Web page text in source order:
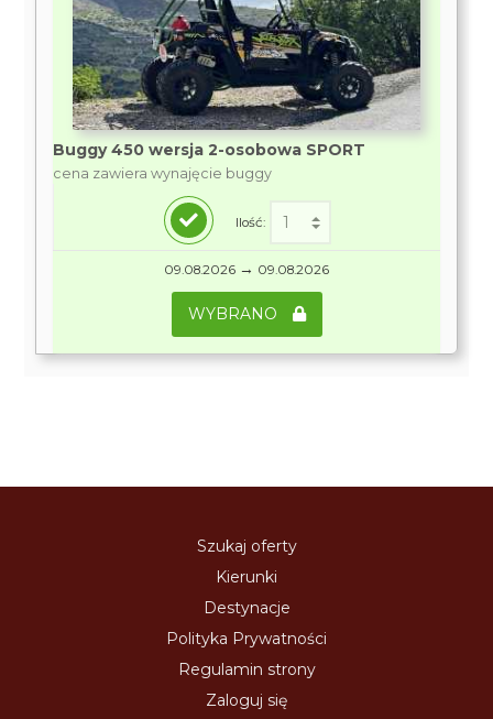
Buggy 450 wersja 2-osobowa SPORT
cena zawiera wynajęcie buggy
Ilość:
09.08.2026 → 09.08.2026
WYBRANO
Szukaj oferty
Kierunki
Destynacje
Polityka Prywatności
Regulamin strony
Zaloguj się